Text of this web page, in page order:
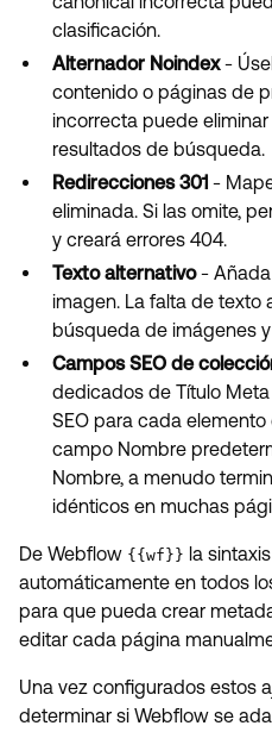
clasificación.
Alternador Noindex-
contenido o páginas de
incorrecta puede
resultados de búsqueda.
Redirecciones 301 -
eliminada. Si las omite,
y creará errores 404.
Texto alternativo- Añada
imagen. La falta de texto
búsqueda de imágenes
Campos SEO de
dedicados de Título
SEO para cada
campo Nombre
Nombre, a menudo
idénticos en muchas
De Webflow {{wf}} la
automáticamente en todos
para que pueda crear
editar cada página
Una vez configurados estos
determinar si Webflow se